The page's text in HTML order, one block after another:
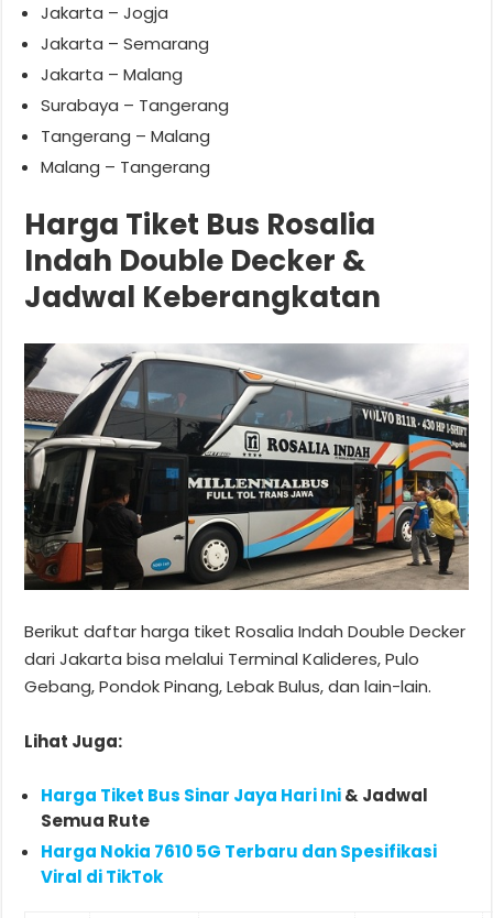
Jakarta – Jogja
Jakarta – Semarang
Jakarta – Malang
Surabaya – Tangerang
Tangerang – Malang
Malang – Tangerang
Harga Tiket Bus Rosalia
Indah Double Decker &
Jadwal Keberangkatan
Berikut daftar harga tiket Rosalia Indah Double Decker
dari Jakarta bisa melalui Terminal Kalideres, Pulo
Gebang, Pondok Pinang, Lebak Bulus, dan lain-lain.
Lihat Juga:
Harga Tiket Bus Sinar Jaya Hari Ini& Jadwal
Semua Rute
Harga Nokia 7610 5G Terbaru dan Spesifikasi
Viral di TikTok